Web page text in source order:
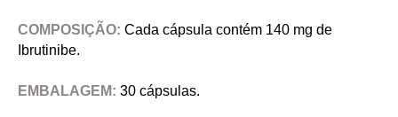
COMPOSIÇÃO: Cada cápsula contém 140 mg de
Ibrutinibe.
EMBALAGEM: 30 cápsulas.